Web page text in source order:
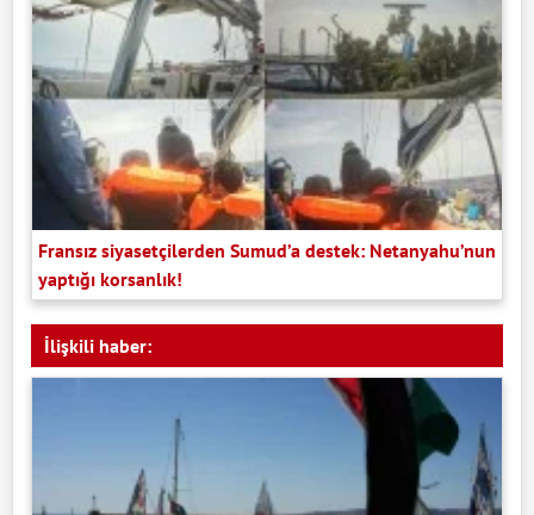
Fransız siyasetçilerden Sumud’a destek: Netanyahu’nun
yaptığı korsanlık!
İlişkili haber: